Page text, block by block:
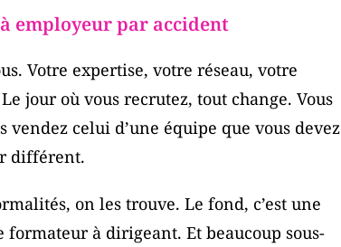
employeur par accident
Votre expertise, votre réseau, votre
jour où vous recrutez, tout change. Vous
celui d’une équipe que vous devez
différent.
on les trouve. Le fond, c’est une
à dirigeant. Et beaucoup sous-